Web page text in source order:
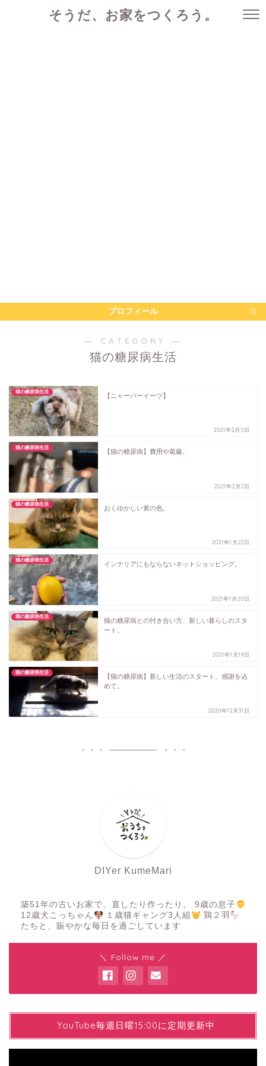
そうだ、お家をつくろう。
プロフィール
― CATEGORY ―
猫の糖尿病生活
猫の糖尿病生活
【ニャーバーイーツ】
2021年2月5日
猫の糖尿病生活
【猫の糖尿病】費用や葛藤。
2021年2月2日
猫の糖尿病生活
おくゆかしい黄の色。
2021年1月22日
猫の糖尿病生活
インテリアにもならないネットショッピング。
2021年1月20日
猫の糖尿病生活
猫の糖尿病との付き合い方、新しい暮らしのスタ
ート。
2021年1月19日
猫の糖尿病生活
【猫の糖尿病】新しい生活のスタート、感謝を込
めて。
2020年12月31日
DIYer KumeMari
築51年の古いお家で、直したり作ったり。 9歳の息子
12歳犬こっちゃん
１歳猫ギャング3人組
鶏２羽
たちと、賑やかな毎日を過ごしています
＼ Follow me ／
YYouTube毎週日曜15:00に定期更新中